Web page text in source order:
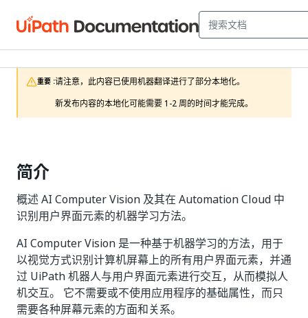
重要 :请注意，此内容已使用机器翻译进行了部分本地化。
新发布内容的本地化可能需要 1-2 周的时间才能完成。
简介
概述 AI Computer Vision 及其在 Automation Cloud 中
识别用户界面元素的机器学习方法。
AI Computer Vision 是一种基于机器学习的方法，用于
以视觉方式识别计算机屏幕上的所有用户界面元素，并通
过 UiPath 机器人与用户界面元素进行交互，从而模拟人
机交互。 它不需要或不使用应用程序的基础属性，而只
需要各种屏幕元素的方面和关系。